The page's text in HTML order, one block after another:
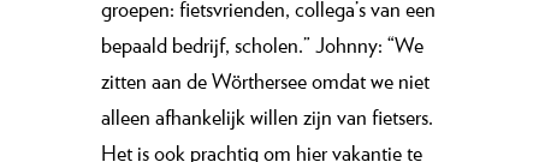
groepen: fietsvrienden, collega’s van een
bepaald bedrijf, scholen.” Johnny: “We
zitten aan de Wörthersee omdat we niet
alleen afhankelijk willen zijn van fietsers.
Het is ook prachtig om hier vakantie te